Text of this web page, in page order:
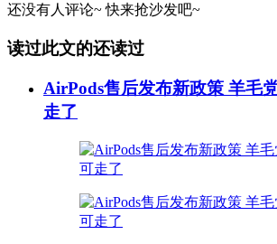
还没有人评论~ 快来抢沙发吧~
读过此文的还读过
AirPods售后发布新政策 羊毛
走了